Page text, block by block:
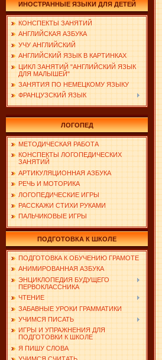
ИНОСТРАННЫЕ ЯЗЫКИ ДЛЯ ДЕТЕЙ
КОНСПЕКТЫ ЗАНЯТИЙ
АНГЛИЙСКАЯ АЗБУКА
УЧУ АНГЛИЙСКИЙ
АНГЛИЙСКИЙ ЯЗЫК В КАРТИНКАХ
ЦИКЛ ЗАНЯТИЙ "АНГЛИЙСКИЙ ЯЗЫК
ДЛЯ МАЛЫШЕЙ"
ЗАНЯТИЯ ПО НЕМЕЦКОМУ ЯЗЫКУ
ФРАНЦУЗСКИЙ ЯЗЫК
ЛОГОПЕД
МЕТОДИЧЕСКАЯ РАБОТА
КОНСПЕКТЫ ЛОГОПЕДИЧЕСКИХ
ЗАНЯТИЙ
АРТИКУЛЯЦИОННАЯ АЗБУКА
РЕЧЬ И МОТОРИКА
ЛОГОПЕДИЧЕСКИЕ ИГРЫ
РАССКАЖИ СТИХИ РУКАМИ
ПАЛЬЧИКОВЫЕ ИГРЫ
ПОДГОТОВКА К ШКОЛЕ
ПОДГОТОВКА К ОБУЧЕНИЮ ГРАМОТЕ
АНИМИРОВАННАЯ АЗБУКА
ЭНЦИКЛОПЕДИЯ БУДУЩЕГО
ПЕРВОКЛАССНИКА
ЧТЕНИЕ
ЗАБАВНЫЕ УРОКИ ГРАММАТИКИ
УЧИМСЯ ПИСАТЬ
ИГРЫ И УПРАЖНЕНИЯ ДЛЯ
ПОДГОТОВКИ К ШКОЛЕ
Я ПИШУ СЛОВА